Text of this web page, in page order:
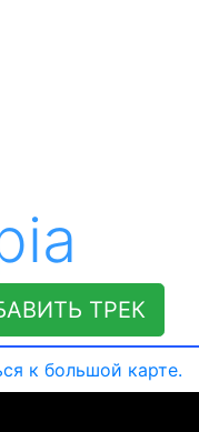
ТРЕК
к большой карте.